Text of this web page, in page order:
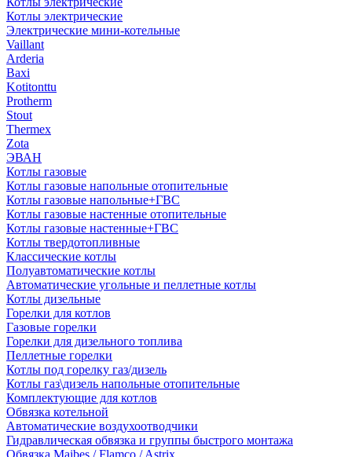
Котлы электрические
Электрические мини-котельные
Vaillant
Arderia
Baxi
Kotitonttu
Protherm
Stout
Thermex
Zota
ЭВАН
Котлы газовые
Котлы газовые напольные отопительные
Котлы газовые напольные+ГВС
Котлы газовые настенные отопительные
Котлы газовые настенные+ГВС
Котлы твердотопливные
Классические котлы
Полуавтоматические котлы
Автоматические угольные и пеллетные котлы
Котлы дизельные
Горелки для котлов
Газовые горелки
Горелки для дизельного топлива
Пеллетные горелки
Котлы под горелку газ/дизель
Котлы газ\дизель напольные отопительные
Комплектующие для котлов
Обвязка котельной
Автоматические воздухоотводчики
Гидравлическая обвязка и группы быстрого монтажа
Обвязка Maibes / Flamco / Astrix